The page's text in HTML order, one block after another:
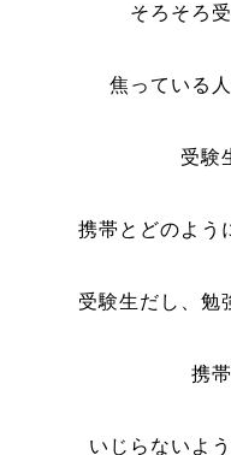
そろそろ
焦っている
受験
携帯とどのよう
受験生だし、勉
携
いじらないよ